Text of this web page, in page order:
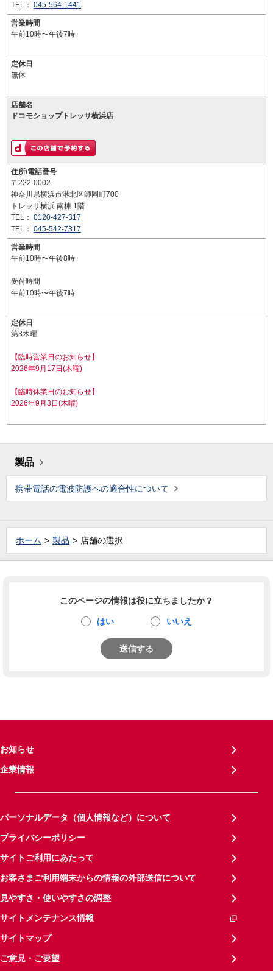
TEL： 045-564-1441
営業時間
午前10時〜午後7時
定休日
無休
店舗名
ドコモショップトレッサ横浜店
住所/電話番号
〒222-0002
神奈川県横浜市港北区師岡町700
トレッサ横浜 南棟 1階
TEL： 0120-427-317
TEL： 045-542-7317
営業時間
午前10時〜午後8時
受付時間
午前10時〜午後7時
定休日
第3木曜
【臨時営業日のお知らせ】
2026年9月17日(木曜)
【臨時休業日のお知らせ】
2026年9月3日(木曜)
製品
携帯電話の電波防護への適合性について
ホーム 製品 店舗の選択
このページの情報は役に立ちましたか？
はい いいえ
送信する
お知らせ
企業情報
パーソナルデータ（個人情報など）について
プライバシーポリシー
サイトご利用にあたって
お客さまご利用端末からの情報の外部送信について
見やすさ・使いやすさの調整
サイトメンテナンス情報
サイトマップ
ご意見・ご要望